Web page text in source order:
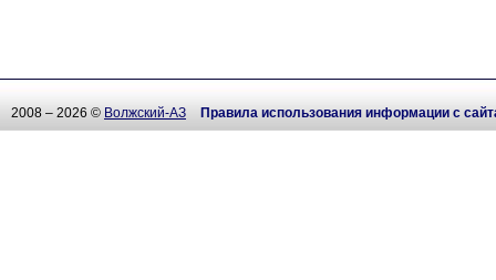
2008 – 2026 © Волжский-АЗ Правила использования информации с